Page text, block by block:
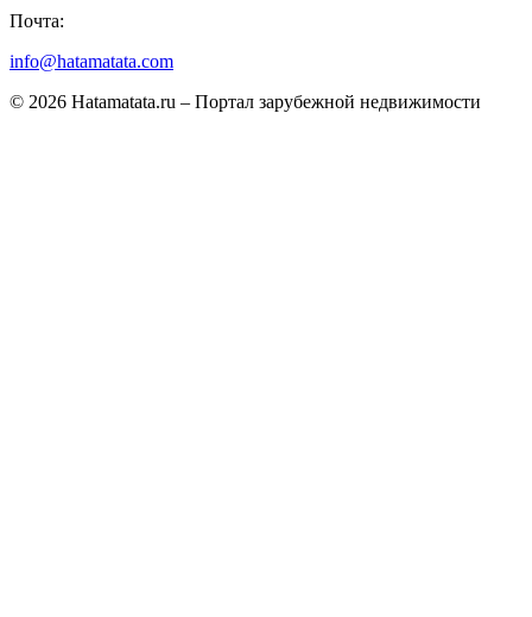
Почта:
info@hatamatata.com
© 2026 Hatamatata.ru – Портал зарубежной недвижимости